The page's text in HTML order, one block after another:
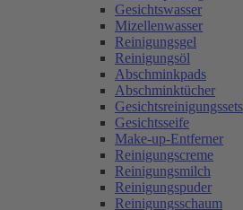
Gesichtswasser
Mizellenwasser
Reinigungsgel
Reinigungsöl
Abschminkpads
Abschminktücher
Gesichtsreinigungssets
Gesichtsseife
Make-up-Entferner
Reinigungscreme
Reinigungsmilch
Reinigungspuder
Reinigungsschaum